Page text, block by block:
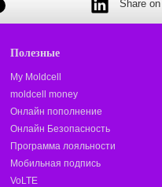
Share
Полезные
My Moldcell
moldcell money
Онлайн пополнение
Онлайн Безопасность
Программа лояльности
Мобильная подпись
VoLTE